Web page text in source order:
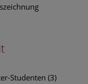
Studenten (3)